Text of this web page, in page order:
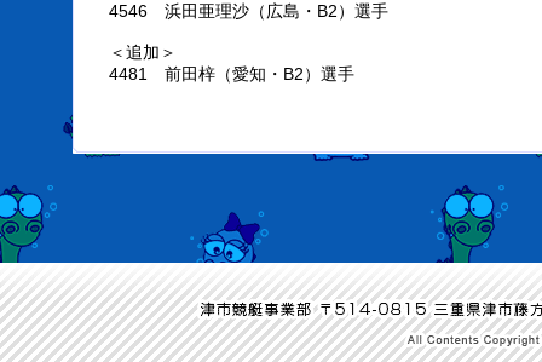
4546 浜田亜理沙（広島・B2）選手
＜追加＞
4481 前田梓（愛知・B2）選手